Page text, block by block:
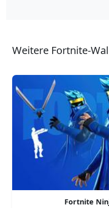
Weitere Fortnite-
Fortnite